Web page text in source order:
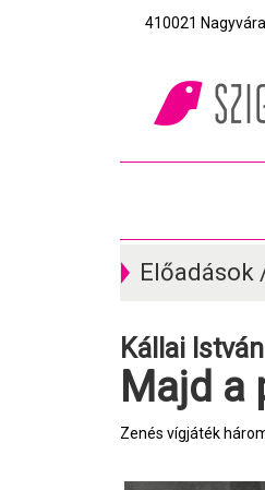
410021
Előadások
Kállai
Majd
Zenés vígjáték